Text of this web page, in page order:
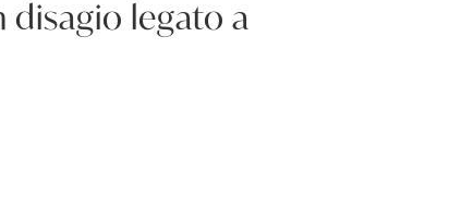
disagio legato a